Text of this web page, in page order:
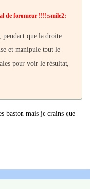
de forumeur !!!!:smile2:
pendant que la droite
et manipule tout le
pour voir le résultat,
baston mais je crains que